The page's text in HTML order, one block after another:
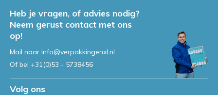
Heb je vragen, of advies nodig?
Neem gerust contact met ons
op!
Mail naar info@verpakkingenxl.nl
Of bel +31(0)53 - 5738456
Volg ons